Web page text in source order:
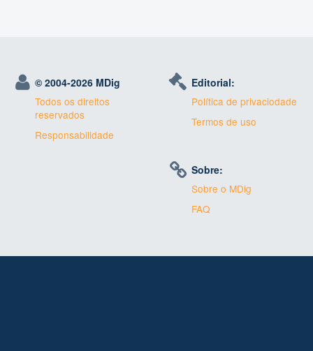
© 2004-2026 MDig
Todos os direitos
reservados
Responsabilidade
Editorial:
Política de privaciodade
Termos de uso
Sobre:
Sobre o MDig
FAQ